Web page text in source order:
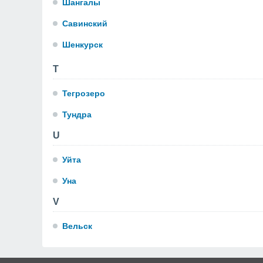
Шангалы
Савинский
Шенкурск
T
Тегрозеро
Тундра
U
Уйта
Уна
V
Вельск